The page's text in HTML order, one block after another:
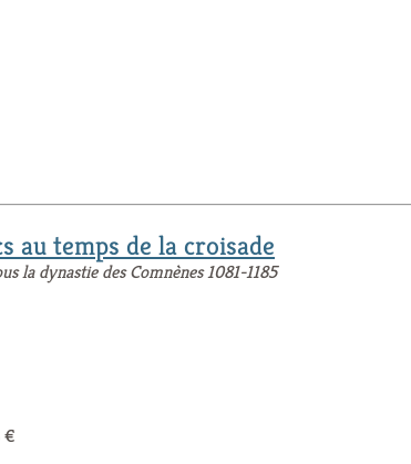
au temps de la croisade
la dynastie des Comnènes 1081-1185
€